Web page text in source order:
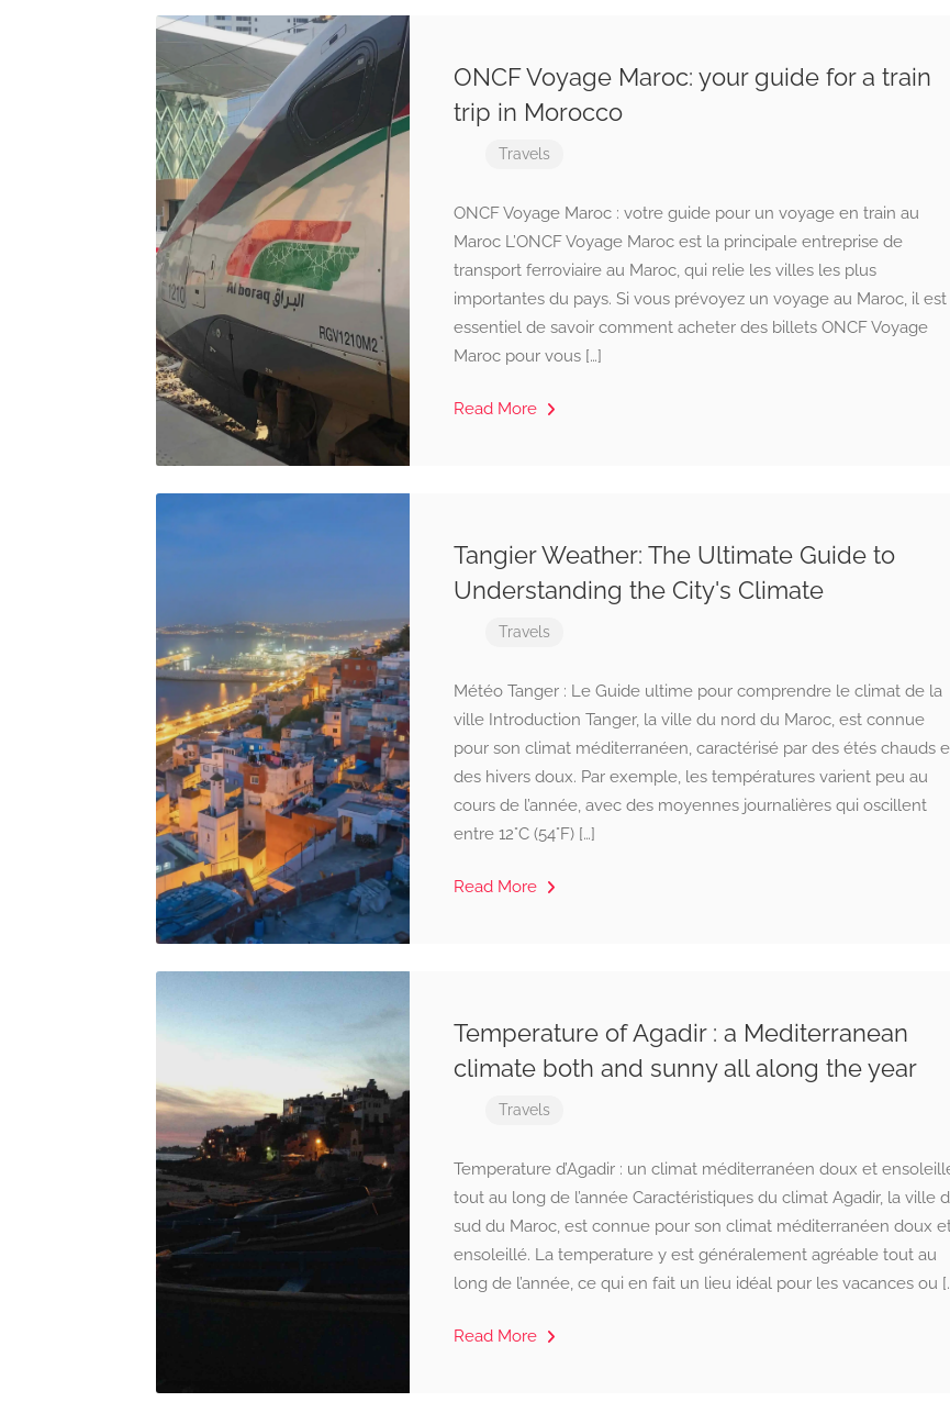
ONCF Voyage Maroc: your guide for a train
trip in Morocco
Travels
ONCF Voyage Maroc : votre guide pour un voyage en train au
Maroc L’ONCF Voyage Maroc est la principale entreprise de
transport ferroviaire au Maroc, qui relie les villes les plus
importantes du pays. Si vous prévoyez un voyage au Maroc, il est
essentiel de savoir comment acheter des billets ONCF Voyage
Maroc pour vous […]
Read More
Tangier Weather: The Ultimate Guide to
Understanding the City's Climate
Travels
Météo Tanger : Le Guide ultime pour comprendre le climat de la
ville Introduction Tanger, la ville du nord du Maroc, est connue
pour son climat méditerranéen, caractérisé par des étés chauds
des hivers doux. Par exemple, les températures varient peu au
cours de l’année, avec des moyennes journalières qui oscillent
entre 12°C (54°F) […]
Read More
Temperature of Agadir : a Mediterranean
climate both and sunny all along the year
Travels
Temperature d’Agadir : un climat méditerranéen doux et
tout au long de l’année Caractéristiques du climat Agadir, la ville
sud du Maroc, est connue pour son climat méditerranéen doux
ensoleillé. La temperature y est généralement agréable tout au
long de l’année, ce qui en fait un lieu idéal pour les vacances ou
Read More